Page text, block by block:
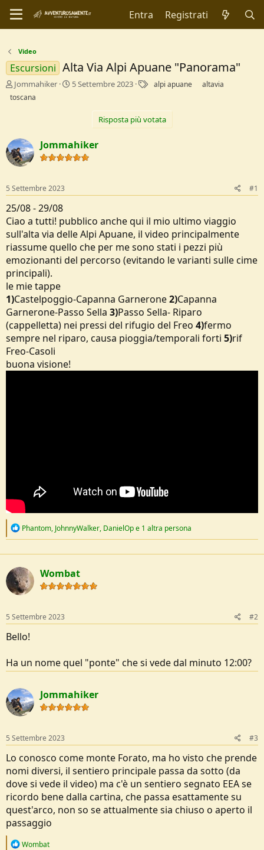
Entra Registrati
Video
Escursioni Alta Via Alpi Apuane "Panorama"
C
r
o
r
e
D
s
u
s
s
i
o
n
e
Jommahiker
D
I
n
5 Settembre 2023 alpi apuane
altavia
toscana
Risposta più votata
Jommahiker
5 Settembre 2023 #1
25/08 - 29/08
Ciao a tutti! pubblico anche qui il mio ultimo viaggio
sull'alta via delle Alpi Apuane, il video principalmente
riassume quello che per me sono stati i pezzi più
emozionanti del percorso (evitando le varianti sulle cime
principali).
le mie tappe
1)Castelpoggio-Capanna Garnerone2)Capanna
Garnerone-Passo Sella 3)Passo Sella- Riparo
(cappelletta) nei pressi del rifugio del Freo 4)fermo
sempre nel riparo, causa pioggia/temporali forti 5)rif
Freo-Casoli
buona visione!
R
c
t
i
o
n
Phantom, JohnnyWalker, DanielOpe 1 altra persona
Wombat
5 Settembre 2023 #2
Bello!
Ha un nome quel "ponte" che si vede dal minuto 12:00?
Jommahiker
5 Settembre 2023 #3
Lo conosco come monte Forato, ma ho visto che prende
nomi diversi, il sentiero principale passa da sotto (da
dove si vede il video) ma c'è un sentiero segnato EEA se
ricordo bene dalla cartina, che passa esattamente su
quest'arco, non so se attualmente sia chiuso o aperto il
passaggio
R
Wombat